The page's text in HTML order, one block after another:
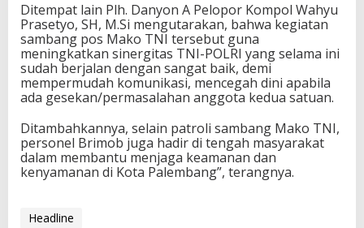
Ditempat lain Plh. Danyon A Pelopor Kompol Wahyu
Prasetyo, SH, M.Si mengutarakan, bahwa kegiatan
sambang pos Mako TNI tersebut guna
meningkatkan sinergitas TNI-POLRI yang selama ini
sudah berjalan dengan sangat baik, demi
mempermudah komunikasi, mencegah dini apabila
ada gesekan/permasalahan anggota kedua satuan.
Ditambahkannya, selain patroli sambang Mako TNI,
personel Brimob juga hadir di tengah masyarakat
dalam membantu menjaga keamanan dan
kenyamanan di Kota Palembang”, terangnya.
Headline